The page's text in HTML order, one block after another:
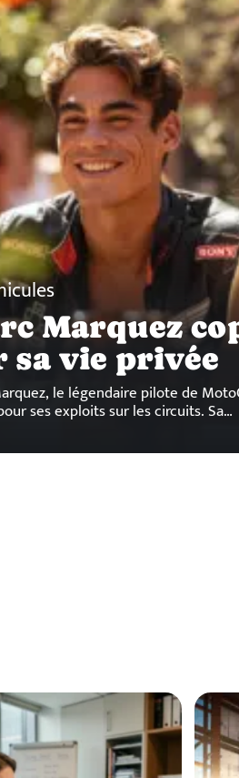
Marquez
sa vie privée
le légendaire pilote de
ses exploits sur les circuits. Sa…